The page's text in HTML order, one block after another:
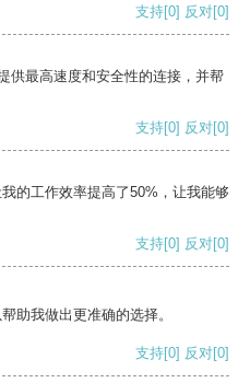
支持[0] 反对[0]
供最高速度和安全性的连接，并帮
支持[0] 反对[0]
的工作效率提高了50%，让我能够
支持[0] 反对[0]
助我做出更准确的选择。
支持[0] 反对[0]